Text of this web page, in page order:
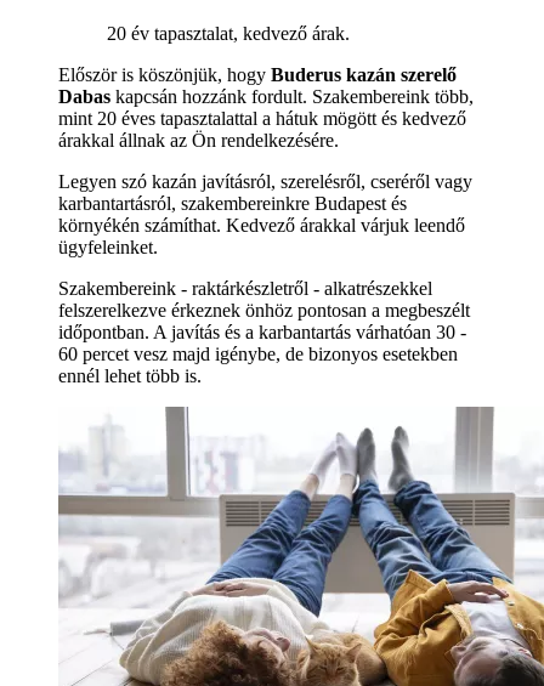
20 év tapasztalat, kedvező árak.
Először is köszönjük, hogy Buderus kazán szerelő
Dabas kapcsán hozzánk fordult. Szakembereink több,
mint 20 éves tapasztalattal a hátuk mögött és kedvező
árakkal állnak az Ön rendelkezésére.
Legyen szó kazán javításról, szerelésről, cseréről vagy
karbantartásról, szakembereinkre Budapest és
környékén számíthat. Kedvező árakkal várjuk leendő
ügyfeleinket.
Szakembereink - raktárkészletről - alkatrészekkel
felszerelkezve érkeznek önhöz pontosan a megbeszélt
időpontban. A javítás és a karbantartás várhatóan 30 -
60 percet vesz majd igénybe, de bizonyos esetekben
ennél lehet több is.